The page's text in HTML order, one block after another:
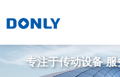
专注于传动设备